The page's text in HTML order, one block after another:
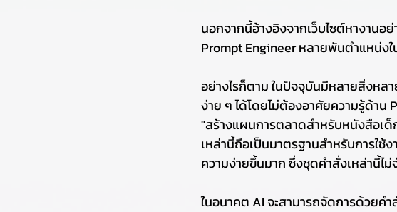
นอกจากนี้อ้างอิงจากเว็บไซต์หางานอ
Prompt Engineer หลายพันตำแหน่ง
อย่างไรก็ตาม ในปัจจุบันมีหลายสิ่งหล
ง่าย ๆ ได้โดยไม่ต้องอาศัยความรู้ด้า
"สร้างแผนการตลาดสำหรับหนังสือเด็
เหล่านี้ถือเป็นมาตรฐานสำหรับการใ
ความง่ายขึ้นมาก ซึ่งชุดคำสั่งเหล่านี้ไม่
ในอนาคต AI จะสามารถจัดการด้วยค